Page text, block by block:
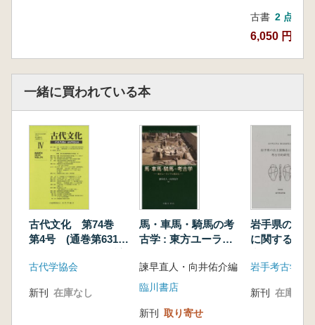
古書 2 点
6,050 円~
一緒に買われている本
古代文化 第74巻
第4号 (通巻第631
地性集落の再考論
古代学協会
新刊 在庫なし
馬・車馬・騎馬の考
古学 : 東方ユーラシ
諫早直人・向井佑介編
臨川書店
新刊 取り寄せ
岩手県の出
に関する考
岩手考古学会
新刊 在庫なし